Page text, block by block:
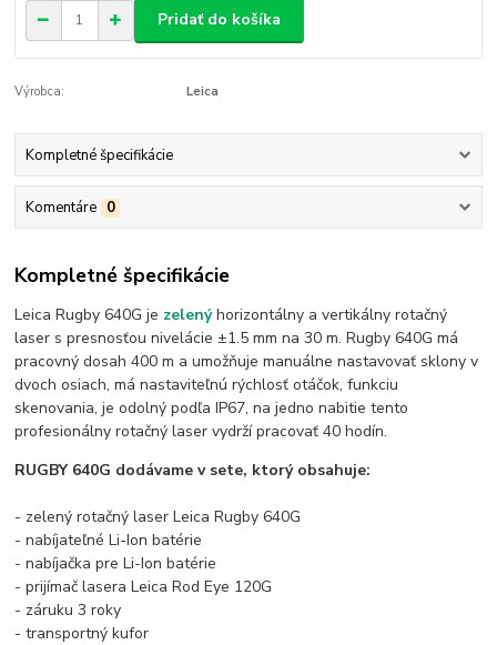
Pridať do košíka
Výrobca: Leica
Kompletné špecifikácie
Komentáre 0
Kompletné špecifikácie
Leica Rugby 640G je zelenýhorizontálny a vertikálny rotačný
laser s presnosťou nivelácie ±1.5 mm na 30 m. Rugby 640G má
pracovný dosah 400 m a umožňuje manuálne nastavovať sklony v
dvoch osiach, má nastaviteľnú rýchlosť otáčok, funkciu
skenovania, je odolný podľa IP67, na jedno nabitie tento
profesionálny rotačný laser vydrží pracovať 40 hodín.
RUGBY 640G dodávame v sete, ktorý obsahuje:
- zelený rotačný laser Leica Rugby 640G
- nabíjateľné Li-Ion batérie
- nabíjačka pre Li-Ion batérie
- prijímač lasera Leica Rod Eye 120G
- záruku 3 roky
- transportný kufor